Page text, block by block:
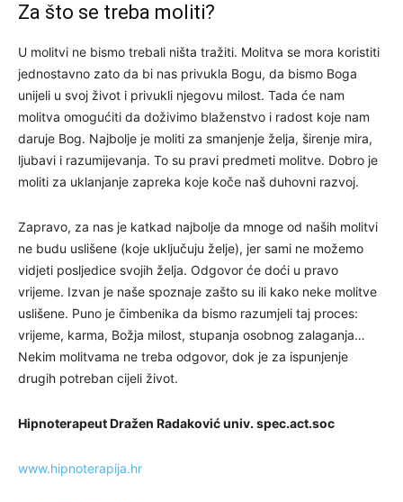
Za što se treba moliti?
U molitvi ne bismo trebali ništa tražiti. Molitva se mora koristiti
jednostavno zato da bi nas privukla Bogu, da bismo Boga
unijeli u svoj život i privukli njegovu milost. Tada će nam
molitva omogućiti da doživimo blaženstvo i radost koje nam
daruje Bog. Najbolje je moliti za smanjenje želja, širenje mira,
ljubavi i razumijevanja. To su pravi predmeti molitve. Dobro je
moliti za uklanjanje zapreka koje koče naš duhovni razvoj.
Zapravo, za nas je katkad najbolje da mnoge od naših molitvi
ne budu uslišene (koje uključuju želje), jer sami ne možemo
vidjeti posljedice svojih želja. Odgovor će doći u pravo
vrijeme. Izvan je naše spoznaje zašto su ili kako neke molitve
uslišene. Puno je čimbenika da bismo razumjeli taj proces:
vrijeme, karma, Božja milost, stupanja osobnog zalaganja…
Nekim molitvama ne treba odgovor, dok je za ispunjenje
drugih potreban cijeli život.
Hipnoterapeut Dražen Radaković univ. spec.act.soc
www.hipnoterapija.hr